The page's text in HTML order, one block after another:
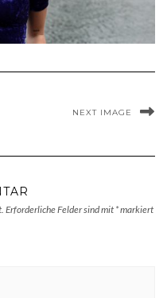
NEXT IMAGE
Erforderliche Felder sind mit *markiert